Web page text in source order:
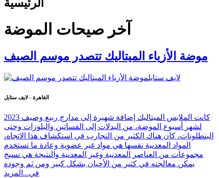
الرئيسية
آخر صيحات الموضة
موضة الأزياء الميتاليك تتصدر موسم الصيف
القاهرة - لايف ستايل
كانت الملابس الميتاليك إضافة شهيرة إلى مدارج ربيع وصيف 2023
لشهر أسبوع الموضة، من البدلات إلى الفساتين والبلوزات وحتى
البنطلونات، كان هناك الكثير من التجارب في استكشاف هذا الاتجاه،
المواد المعدنية نفسها هي مواد غير عضوية وعادة ما تستخدم
مجموعات من العناصر المعدنية وغير المعدنية والنتيجة هي نسيج
يمكن معالجته في كثير من الأحيان بشكل كبير ومن ثم وجوده
في... المزيد